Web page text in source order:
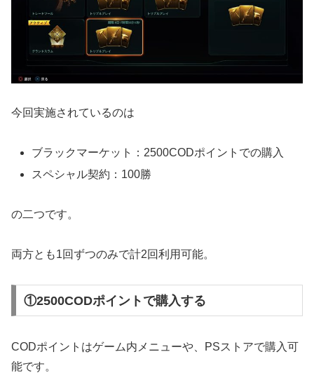
今回実施されているのは
ブラックマーケット：2500CODポイントでの購入
スペシャル契約：100勝
の二つです。
両方とも1回ずつのみで計2回利用可能。
①2500CODポイントで購入する
CODポイントはゲーム内メニューや、PSストアで購入可
能です。